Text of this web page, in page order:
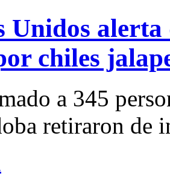
Unidos alerta
chiles
a 345
retiraron de